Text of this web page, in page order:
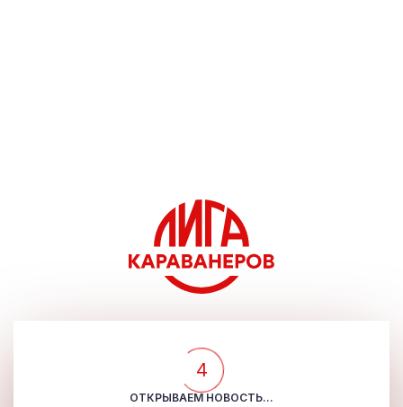
4
ОТКРЫВАЕМ НОВОСТЬ...